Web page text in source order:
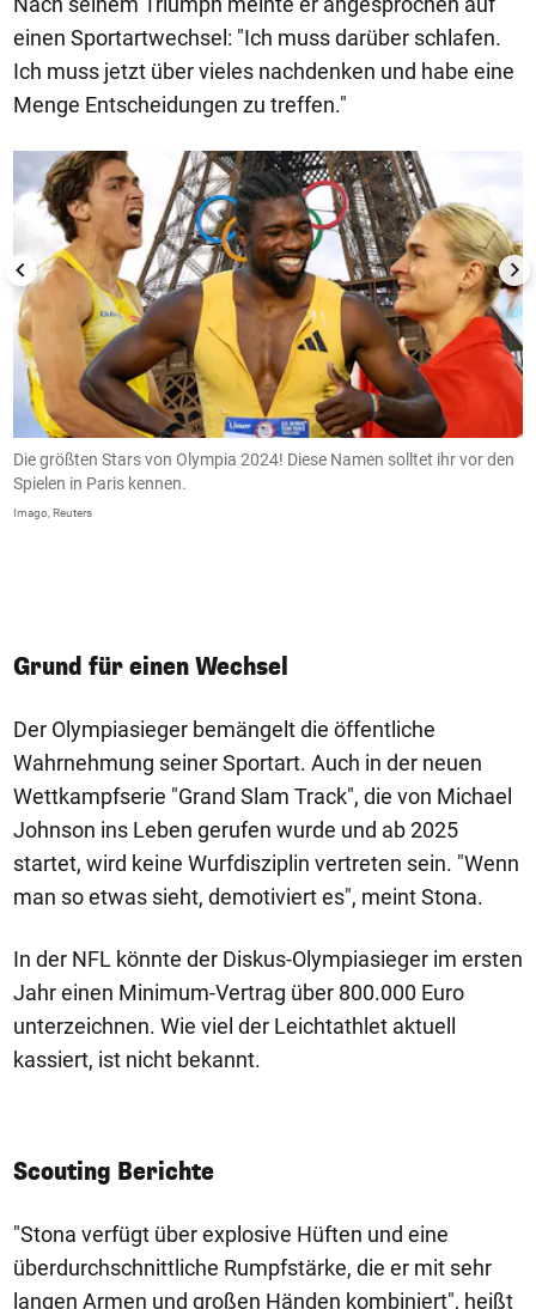
einen Sportartwechsel: "Ich muss darüber schlafen.
Ich muss jetzt über vieles nachdenken und habe eine
Menge Entscheidungen zu treffen."
1/15
Die größten Stars von Olympia 2024! Diese Namen solltet ihr vor den
Spielen in Paris kennen.
Imago, Reuters
Grund für einen Wechsel
Der Olympiasieger bemängelt die öffentliche
Wahrnehmung seiner Sportart. Auch in der neuen
Wettkampfserie "Grand Slam Track", die von Michael
Johnson ins Leben gerufen wurde und ab 2025
startet, wird keine Wurfdisziplin vertreten sein. "Wenn
man so etwas sieht, demotiviert es", meint Stona.
In der NFL könnte der Diskus-Olympiasieger im ersten
Jahr einen Minimum-Vertrag über 800.000 Euro
unterzeichnen. Wie viel der Leichtathlet aktuell
kassiert, ist nicht bekannt.
Scouting Berichte
"Stona verfügt über explosive Hüften und eine
überdurchschnittliche Rumpfstärke, die er mit sehr
langen Armen und großen Händen kombiniert", heißt